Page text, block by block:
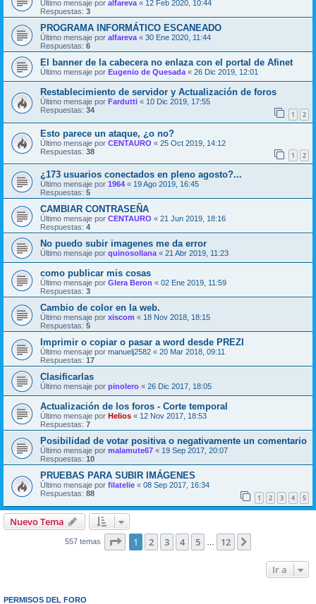
Último mensaje por alfareva « 12 Feb 2020, 10:44
Respuestas: 3
PROGRAMA INFORMÁTICO ESCANEADO
Último mensaje por alfareva « 30 Ene 2020, 11:44
Respuestas: 6
El banner de la cabecera no enlaza con el portal de Afinet
Último mensaje por Eugenio de Quesada « 26 Dic 2019, 12:01
Restablecimiento de servidor y Actualización de foros
Último mensaje por Fardutti « 10 Dic 2019, 17:55
Respuestas: 34 1 2
Esto parece un ataque, ¿o no?
Último mensaje por CENTAURO « 25 Oct 2019, 14:12
Respuestas: 38 1 2
¿173 usuarios conectados en pleno agosto?...
Último mensaje por 1964 « 19 Ago 2019, 16:45
Respuestas: 5
CAMBIAR CONTRASEÑA
Último mensaje por CENTAURO « 21 Jun 2019, 18:16
Respuestas: 4
No puedo subir imagenes me da error
Último mensaje por quinosollana « 21 Abr 2019, 11:23
como publicar mis cosas
Último mensaje por Glera Beron « 02 Ene 2019, 11:59
Respuestas: 3
Cambio de color en la web.
Último mensaje por xiscom « 18 Nov 2018, 18:15
Respuestas: 5
Imprimir o copiar o pasar a word desde PREZI
Último mensaje por manuelj2582 « 20 Mar 2018, 09:11
Respuestas: 17
Clasificarlas
Último mensaje por pinolero « 26 Dic 2017, 18:05
Actualización de los foros - Corte temporal
Último mensaje por Helios « 12 Nov 2017, 18:53
Respuestas: 7
Posibilidad de votar positiva o negativamente un comentario
Último mensaje por malamute67 « 19 Sep 2017, 20:07
Respuestas: 10
PRUEBAS PARA SUBIR IMÁGENES
Último mensaje por filatelie « 08 Sep 2017, 16:34
Respuestas: 88 1 2 3 4 5
Nuevo Tema
557 temas Página de 12
1 2 3 4 5 12
Ir a
PERMISOS DEL FORO